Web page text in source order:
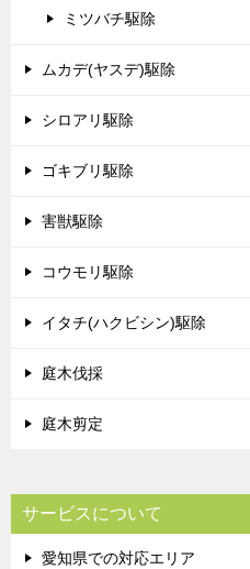
ミツバチ駆除
ムカデ(ヤスデ)駆除
シロアリ駆除
ゴキブリ駆除
害獣駆除
コウモリ駆除
イタチ(ハクビシン)駆除
庭木伐採
庭木剪定
サービスについて
愛知県での対応エリア